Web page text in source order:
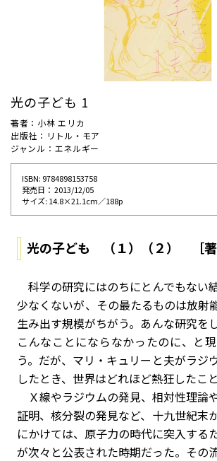
光の子ども 1
著者：小林 エリカ
出版社：リトル・モア
ジャンル：エネルギー
ISBN: 9784898153758
発売⽇： 2013/12/05
サイズ: 14.8×21.1cm／188p
光の子ども （１）（２） ［著
科学の研究にはのちにとんでもない
少なくないが、その最たるものは放射
生み出す規模がちがう。あんな研究を
こんなことにならなかったのに、と
う。だが、マリ・キュリーと夫がラジ
したとき、世界はどれほど熱狂したこと
Ｘ線やラジウムの発見、相対性理論
証明、核分裂の発見など、十九世紀末
にかけては、原子力の時代に突入する
が次々と公表された時期だった。その